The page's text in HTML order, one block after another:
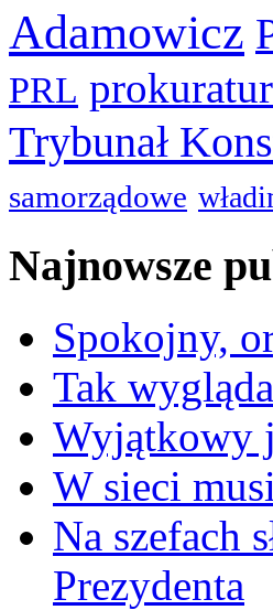
Adamowicz
PRL
Trybunał
samorządowe
Najnowsze
Spokojny,
Tak
Wyjątkowy
W sieci
Na szefach
Prezydenta